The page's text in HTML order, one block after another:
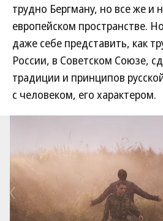
трудно Бергману, но все же и
европейском пространстве.
даже себе представить, как
России, в Советском Союзе,
традиции и принципов
с человеком, его характером.